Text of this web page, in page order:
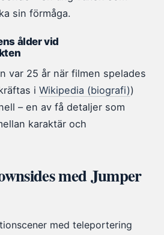
sin förmåga.
ålder vid
var 25 år när filmen spelades
i Wikipedia (biografi))
– en av få detaljer som
karaktär och
med Jumper
med teleportering